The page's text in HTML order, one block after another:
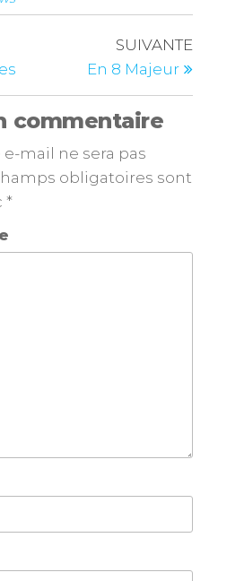
SUIVANTE
En 8 Majeur
commentaire
mail ne sera pas
obligatoires sont
*